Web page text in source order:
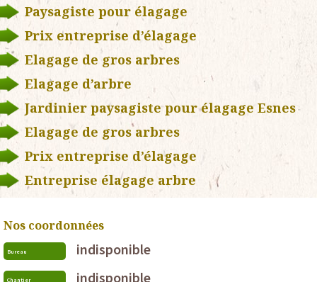
Paysagiste pour élagage
Prix entreprise d’élagage
Elagage de gros arbres
Elagage d’arbre
Jardinier paysagiste pour élagage Esnes
Elagage de gros arbres
Prix entreprise d’élagage
Entreprise élagage arbre
Nos coordonnées
Bureau indisponible
Chantier indisponible